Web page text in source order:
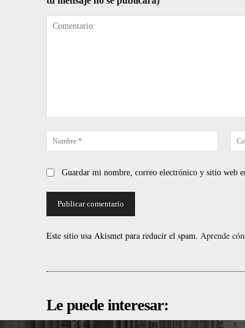
Guardar mi nombre, correo electrónico y sitio web
Este sitio usa Akismet para reducir el spam. Aprende
Le puede interesar: